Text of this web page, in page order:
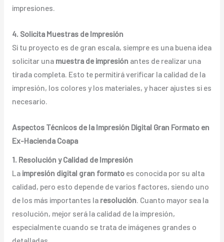
impresiones.
4. Solicita Muestras de Impresión
Si tu proyecto es de gran escala, siempre es una buena idea
solicitar una muestra de impresión antes de realizar una
tirada completa. Esto te permitirá verificar la calidad de la
impresión, los colores y los materiales, y hacer ajustes si es
necesario.
Aspectos Técnicos de la Impresión Digital Gran Formato en
Ex-Hacienda Coapa
1. Resolución y Calidad de Impresión
La impresión digital gran formatoes conocida por su alta
calidad, pero esto depende de varios factores, siendo uno
de los más importantes la resolución . Cuanto mayor sea la
resolución, mejor será la calidad de la impresión,
especialmente cuando se trata de imágenes grandes o
detalladas.